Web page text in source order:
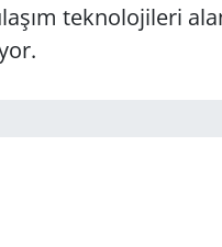
teknolojileri